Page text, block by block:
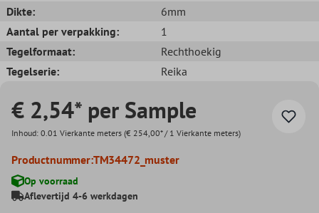
Dikte:
6mm
Aantal per verpakking:
1
Tegelformaat:
Rechthoekig
Tegelserie:
Reika
€ 2,54* per Sample
Inhoud: 0.01 Vierkante meters (€ 254,00* / 1 Vierkante meters)
Productnummer:TM34472_muster
Op voorraad
Aflevertijd 4-6 werkdagen